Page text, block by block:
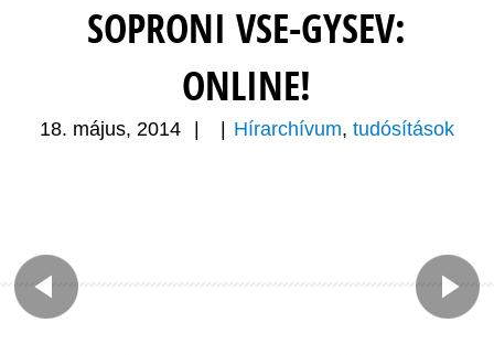
SOPRONI VSE-GYSEV:
ONLINE!
18. május, 2014 Hírarchívum, tudósítások